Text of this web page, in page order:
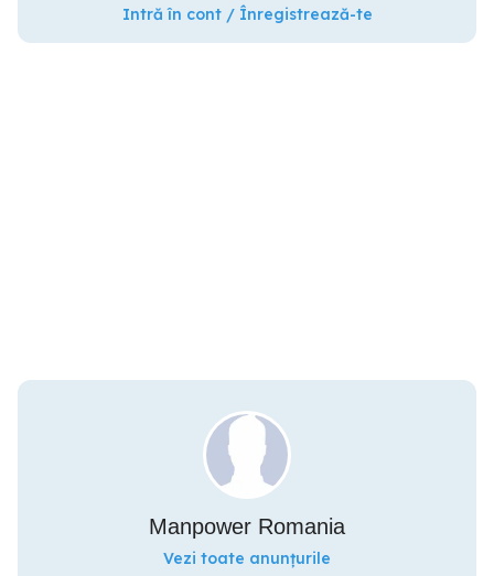
Intră în cont / Înregistrează-te
Manpower Romania
Vezi toate anunțurile